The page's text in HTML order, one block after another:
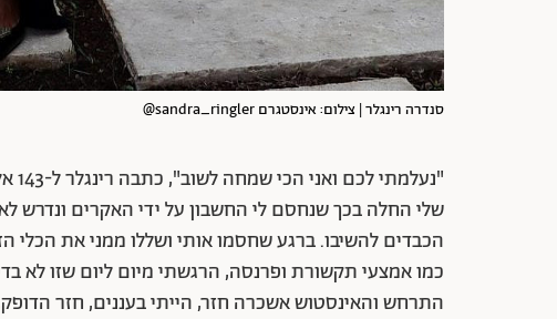
סנדרה רינגלר | צילום: אינסטגרם sandra_ringler@
שלי החלה בכך שנחסם לי החשבון על ידי האקרים ונדרש
הכבדים להשיבו. ברגע שחסמו אותי ושללו ממני את הכלי
כמו אמצעי תקשורת ופרנסה, הרגשתי מיום ליום שזו לא
התרחש והאינסטוש אשכרה חזר, הייתי בעננים, חזר